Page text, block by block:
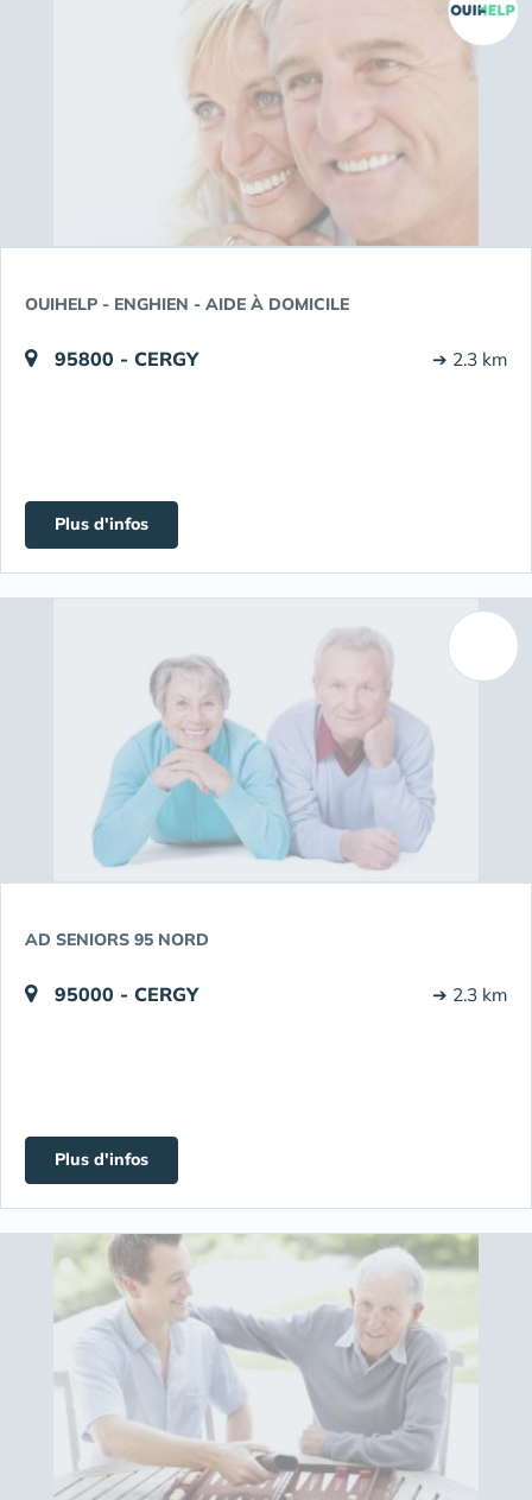
OUIHELP - ENGHIEN - AIDE À DOMICILE
95800 - CERGY ➔ 2.3 km
Plus d'infos
AD SENIORS 95 NORD
95000 - CERGY ➔ 2.3 km
Plus d'infos